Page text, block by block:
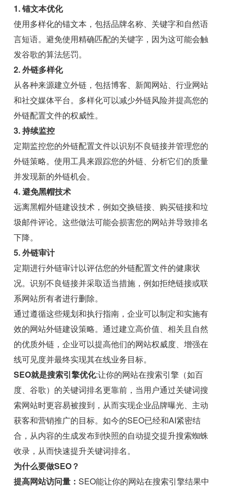
1. 锚文本优化
使用多样化的锚文本，包括品牌名称、关键字和自然语
言短语。避免使用精确匹配的关键字，因为这可能会触
发谷歌的算法惩罚。
2. 外链多样化
从各种来源建立外链，包括博客、新闻网站、行业网站
和社交媒体平台。多样化可以减少外链风险并提高您的
外链配置文件的权威性。
3. 持续监控
定期监控您的外链配置文件以识别不良链接并管理您的
外链策略。使用工具来跟踪您的外链、分析它们的质量
并发现新的外链机会。
4. 避免黑帽技术
远离黑帽外链建设技术，例如交换链接、购买链接和垃
圾邮件评论。这些做法可能会损害您的网站并导致排名
下降。
5. 外链审计
定期进行外链审计以评估您的外链配置文件的健康状
况。识别不良链接并采取适当措施，例如拒绝链接或联
系网站所有者进行删除。
通过遵循这些规划和执行指南，企业可以制定和实施有
效的网站外链建设策略。通过建立高价值、相关且自然
的优质外链，企业可以提高他们的网站权威度、增强在
线可见度并最终实现其在线业务目标。
SEO就是搜索引擎优化:让你的网站在搜索引擎（如百
度、谷歌）的关键词排名更靠前，当用户通过关键词搜
索网站时更容易被搜到，从而实现企业品牌曝光、主动
获客和营销推广的目标。如今的SEO已经和AI紧密结
合，从内容的生成发布到快照的自动提交提升搜索蜘蛛
收录，从而快速提升关键词排名。
为什么要做SEO？
提高网站访问量：SEO能让你的网站在搜索引擎结果中